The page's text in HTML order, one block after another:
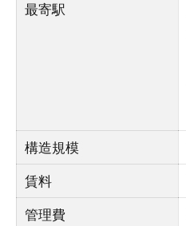
最寄駅
構造規模
賃料
管理費